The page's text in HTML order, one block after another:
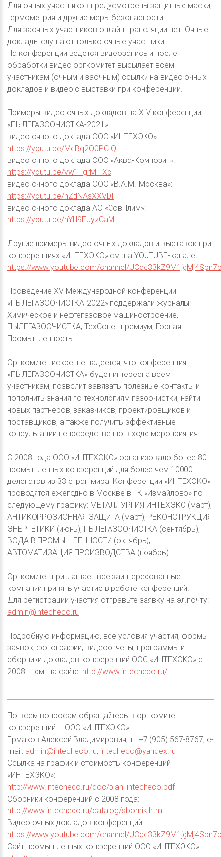
Для очных участников предусмотрены защитные маски,
термометрия и другие меры безопасности.
Для заочных участников онлайн трансляции нет. Очные
доклады слушают только очные участники.
На конференции ведется видеозапись и после
обработки видео оргкомитет высылает всем
участникам (очным и заочным) ссылки на видео очных
докладов и видео с выставки при конференции.
Примеры видео очных докладов на XIV конференции
«ПЫЛЕГАЗООЧИСТКА-2021»:
видео очного доклада ООО «ИНТЕХЭКО»:
https://youtu.be/MeBq2O0PCIQ
видео очного доклада ООО «Аква-Композит»:
https://youtu.be/vw1FgrMiTXc
видео очного доклада ООО «В.А.М.-Москва»:
https://youtu.be/hZdNAsXXVDI
видео очного доклада АО «СовПлим»:
https://youtu.be/nYH9EJyzCaM
Другие примеры видео очных докладов и выставок при
конференциях «ИНТЕХЭКО» см. на YOUTUBE-канале:
https://www.youtube.com/channel/
Проведение XV Международной конференции
«ПЫЛЕГАЗООЧИСТКА-2022» поддержали журналы:
Химическое и нефтегазовое машиностроение,
ПЫЛЕГАЗООЧИСТКА, ТехСовет премиум, Горная
Промышленность.
Оргкомитет искренне надеется, что конференция
«ПЫЛЕГАЗООЧИСТКА» будет интересна всем
участникам, позволит завязать полезные контакты и
пополнить знания по технологиям газоочистки, найти
новых партнеров, заказчиков, проектировщиков и
поставщиков, а также получить эффективные
консультации непосредственно в ходе мероприятия.
С 2008 года ООО «ИНТЕХЭКО» организовало более 80
промышленных конференций для более чем 10000
делегатов из 33 стран мира. Конференции «ИНТЕХЭКО»
проводятся ежегодно в Москве в ГК «Измайлово» по
следующему графику: МЕТАЛЛУРГИЯ-ИНТЕХЭКО (март),
АНТИКОРРОЗИОННАЯ ЗАЩИТА (март), РЕКОНСТРУКЦИЯ
ЭНЕРГЕТИКИ (июнь), ПЫЛЕГАЗООЧИСТКА (сентябрь),
ВОДА В ПРОМЫШЛЕННОСТИ (октябрь),
АВТОМАТИЗАЦИЯ ПРОИЗВОДСТВА (ноябрь).
Оргкомитет приглашает все заинтересованные
компании принять участие в работе конференций.
Для регистрации участия отправьте заявку на эл.почту:
admin@intecheco.ru
Подробную информацию, все условия участия, формы
заявок, фотографии, видеоотчеты, программы и
сборники докладов конференций ООО «ИНТЕХЭКО» с
2008 г. см. на сайте: http://www.intecheco.ru/
По всем вопросам обращайтесь в оргкомитет
конференций – ООО «ИНТЕХЭКО»:
Ермаков Алексей Владимирович, т.: +7 (905) 567-8767, e-
mail: admin@intecheco.ru, intecheco@yandex.ru
Ссылка на график и стоимость конференций
«ИНТЕХЭКО»:
http://www.intecheco.ru/doc/plan_intecheco.pdf
Сборники конференций с 2008 года:
http://www.intecheco.ru/catalog/sbornik.html
Видео очных докладов конференций:
https://www.youtube.com/channel/
Сайт промышленных конференций ООО «ИНТЕХЭКО»: